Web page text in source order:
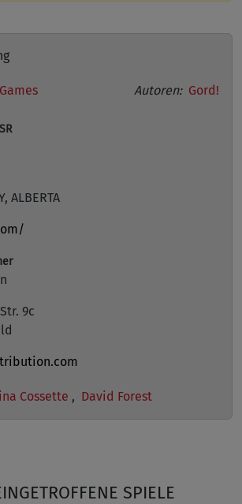
ALBERTA
9c
Autoren: Gord!
Cossette , David Forest
SPIELE